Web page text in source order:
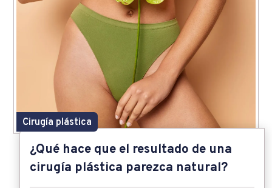
¿Qué hace que el resultado de una
cirugía plástica parezca natural?
Cirugía plástica